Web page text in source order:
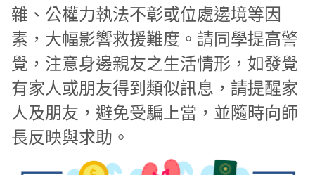
雜、公權力執法不彰或位處邊境等因
素，大幅影響救援難度。請同學提高警
覺，注意身邊親友之生活情形， 如發覺
有家人或朋友得到類似訊息，請提醒家
人及朋友，避免受騙上當，並隨時向師
長反映與求助。